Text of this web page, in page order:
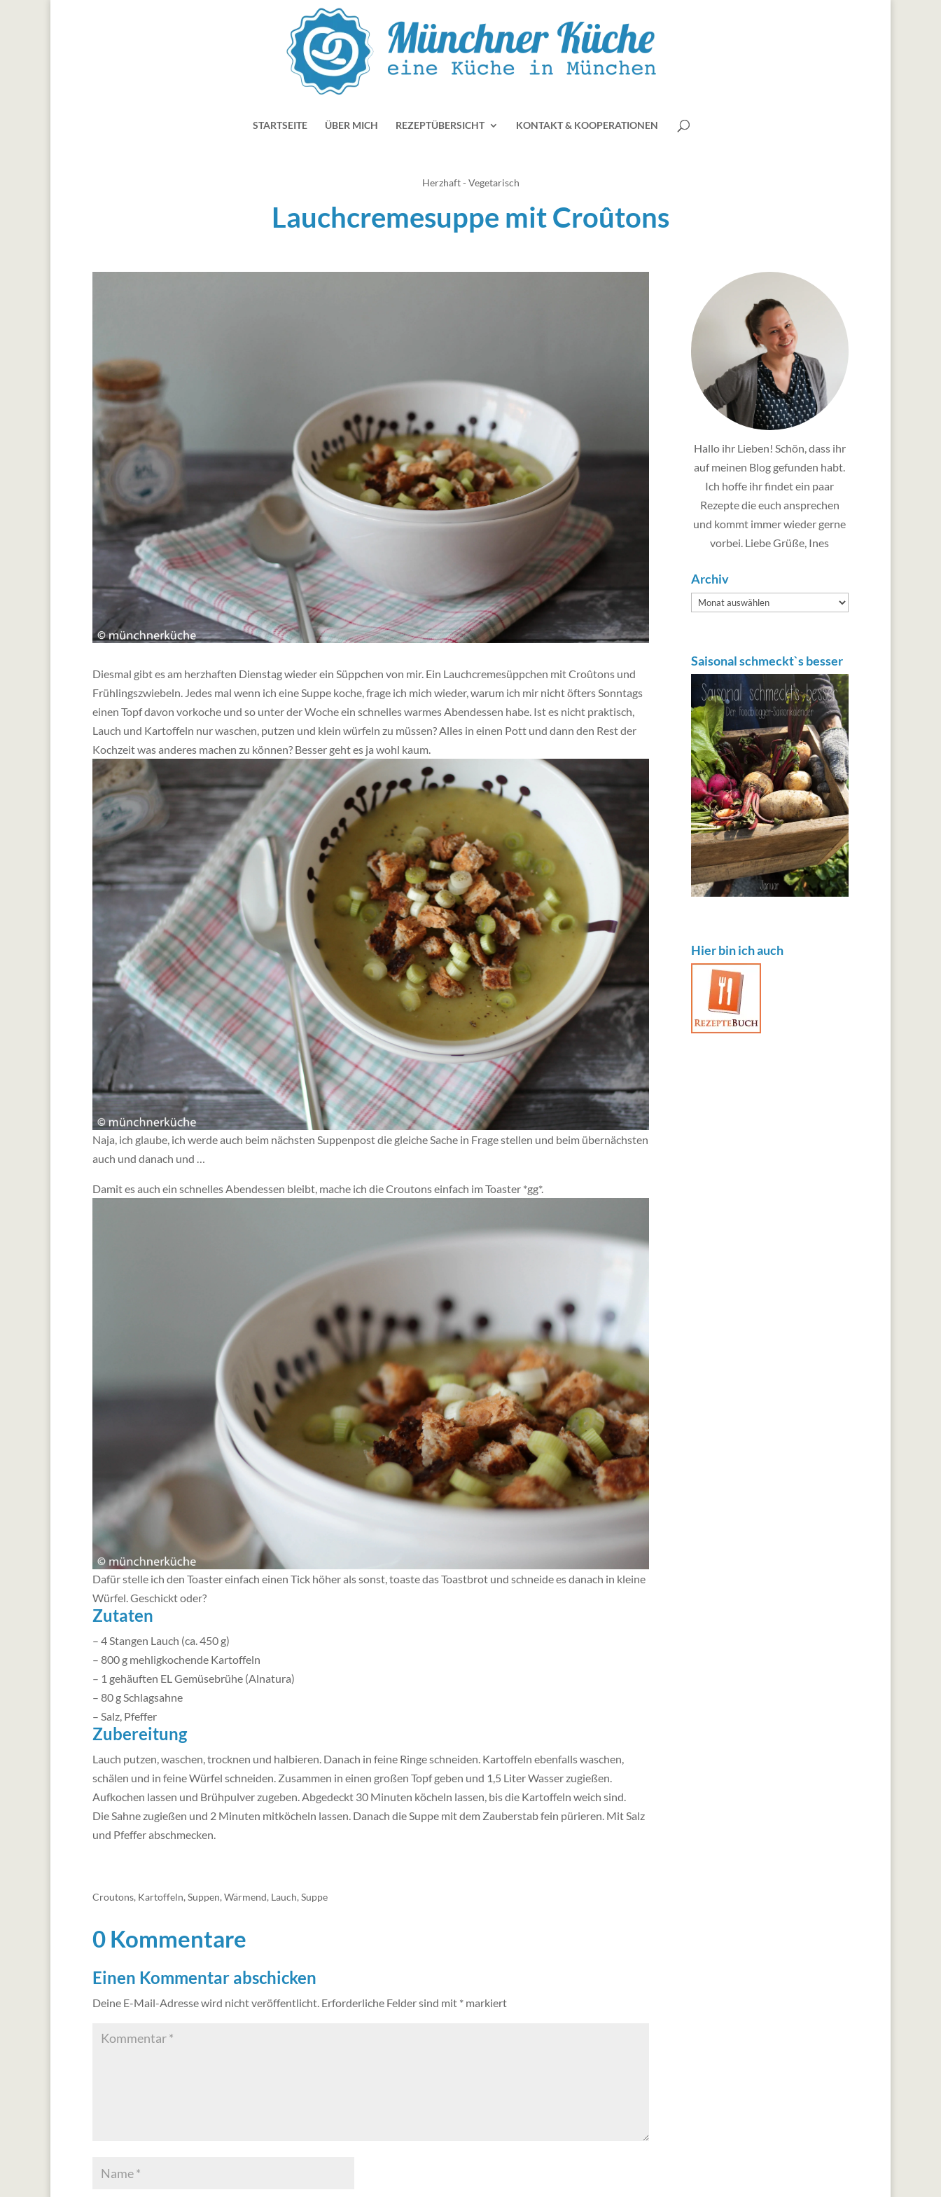
STARTSEITE ÜBER MICH REZEPTÜBERSICHT KONTAKT & KOOPERATIONEN
Herzhaft - Vegetarisch
Lauchcremesuppe mit Croûtons
Diesmal gibt es am herzhaften Dienstag wieder ein Süppchen von mir. Ein Lauchcremesüppchen mit Croûtons und
Frühlingszwiebeln. Jedes mal wenn ich eine Suppe koche, frage ich mich wieder, warum ich mir nicht öfters Sonntags
einen Topf davon vorkoche und so unter der Woche ein schnelles warmes Abendessen habe. Ist es nicht praktisch,
Lauch und Kartoffeln nur waschen, putzen und klein würfeln zu müssen? Alles in einen Pott und dann den Rest der
Kochzeit was anderes machen zu können? Besser geht es ja wohl kaum.
Naja, ich glaube, ich werde auch beim nächsten Suppenpost die gleiche Sache in Frage stellen und beim übernächsten
auch und danach und …
Damit es auch ein schnelles Abendessen bleibt, mache ich die Croutons einfach im Toaster *gg*.
Dafür stelle ich den Toaster einfach einen Tick höher als sonst, toaste das Toastbrot und schneide es danach in kleine
Würfel. Geschickt oder?
Zutaten
– 4 Stangen Lauch (ca. 450 g)
– 800 g mehligkochende Kartoffeln
– 1 gehäuften EL Gemüsebrühe (Alnatura)
– 80 g Schlagsahne
– Salz, Pfeffer
Zubereitung
Lauch putzen, waschen, trocknen und halbieren. Danach in feine Ringe schneiden. Kartoffeln ebenfalls waschen,
schälen und in feine Würfel schneiden. Zusammen in einen großen Topf geben und 1,5 Liter Wasser zugießen.
Aufkochen lassen und Brühpulver zugeben. Abgedeckt 30 Minuten köcheln lassen, bis die Kartoffeln weich sind.
Die Sahne zugießen und 2 Minuten mitköcheln lassen. Danach die Suppe mit dem Zauberstab fein pürieren. Mit Salz
und Pfeffer abschmecken.
Croutons, Kartoffeln, Suppen, Wärmend, Lauch, Suppe
0 Kommentare
Einen Kommentar abschicken
Deine E-Mail-Adresse wird nicht veröffentlicht. Erforderliche Felder sind mit * markiert
Hallo ihr Lieben! Schön, dass ihr
auf meinen Blog gefunden habt.
Ich hoffe ihr findet ein paar
Rezepte die euch ansprechen
und kommt immer wieder gerne
vorbei. Liebe Grüße, Ines
Archiv
Archiv
Saisonal schmeckt`s besser
Hier bin ich auch